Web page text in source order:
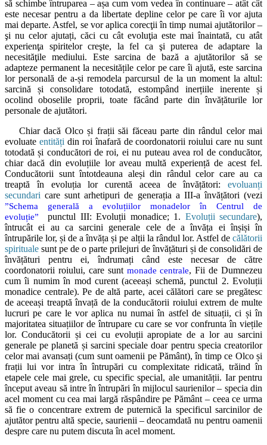
să schimbe întruparea – așa cum vom vedea în continuare – atât cât
este necesar pentru a da libertate depline celor pe care îi vor ajuta
mai departe. Astfel, se vor aplica corecţii în timp numai ajutătorilor –
şi nu celor ajutați, căci cu cât evoluţia este mai înaintată, cu atât
experienţa spiritelor creşte, la fel ca şi puterea de adaptare la
necesităţile mediului. Este sarcina de bază a ajutătorilor să se
adapteze permanent la necesitățile celor pe care îi ajută, este sarcina
lor personală de a-și remodela parcursul de la un moment la altul:
sarcină și consolidare totodată, estompând inerțiile inerente și
ocolind oboselile proprii, toate făcând parte din învățăturile lor
personale de ajutători.
Chiar dacă Olco și frații săi făceau parte din rândul celor mai
evoluate entități din roi înafară de coordonatorii roiului care nu sunt
totodată și conducători de roi, ei nu puteau avea rol de conducător,
chiar dacă din evoluțiile lor aveau multă experiență de acest fel.
Conducătorii sunt întotdeauna aleși din rândul celor care au ca
treaptă în evoluția lor curentă aceea de învățători: evoluanți
secundari care sunt arhetipuri de generația a III-a învățători (vezi
”Schema generală a evoluțiilor monadelor în Centrul de
evoluție” punctul III: Evoluții monadice; 1. Evoluții secundare),
întrucât ei au ca sarcini generale cele de a învăța ei înșiși în
întrupările lor, și de a învăța și pe alții la rândul lor. Astfel de călătorii
spirituale sunt pe de o parte prilejuri de învățături și de consolidări de
învățături pentru ei, îndrumați când este necesar de către
coordonatorii roiului, care sunt monade centrale, Fii de Dumnezeu
cum îi numim în mod curent (aceeași schemă, punctul 2. Evoluții
monadice centrale). Pe de altă parte, acei călători care se pregătesc
de aceeași treaptă învață de la conducătorii roiului extrem de multe
lucruri pe care le vor aplica nu numai în astfel de situații, ci și în
majoritatea situațiilor de întrupare cu care se vor confrunta în viețile
lor. Conducătorii și cei cu evoluții apropiate de a lor au sarcini
generale pe planetă și sarcini speciale doar pentru specia creatorilor
celor mai avansați (cum sunt oamenii pe Pământ), în timp ce Olco și
frații lui vor intra în întrupări cu complexitate ridicată, trăind în
etapele cele mai grele, cu specific special, ale umanității. Iar pentru
început aveau să intre în întrupări în mijlocul saurienilor – specia din
acel moment cu cea mai largă răspândire pe Pământ – ceea ce urma
să fie o concentrare extrem de puternică la specificul sarcinilor de
ajutător pentru altă specie, saurienii – deocamdată nu pentru oamenii
despre care nu putem discuta în acel moment.